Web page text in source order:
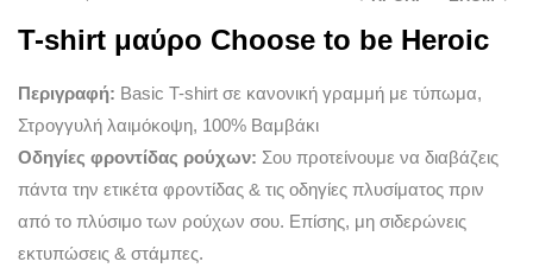
T-shirt μαύρο Choose to be Heroic
Περιγραφή: Basic T-shirt σε κανονική γραμμή με τύπωμα,
Στρογγυλή λαιμόκοψη, 100% Βαμβάκι
Οδηγίες φροντίδας ρούχων: Σου προτείνουμε να διαβάζεις
πάντα την ετικέτα φροντίδας & τις οδηγίες πλυσίματος πριν
από το πλύσιμο των ρούχων σου. Επίσης, μη σιδερώνεις
εκτυπώσεις & στάμπες.